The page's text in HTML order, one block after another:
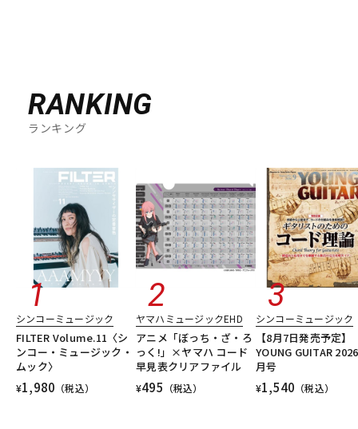
RANKING
ランキング
シンコーミュージック
FILTER Volume.11〈シ
ンコー・ミュージック・
ムック〉
¥1,980 （税込）
ヤマハミュージックEHD
アニメ「ぼっち・ざ・ろ
っく!」×ヤマハ コード
早見表クリアファイル
¥495 （税込）
シンコーミュージック
【8月7日発売予定】
YOUNG GUITAR
月号
¥1,540 （税込）